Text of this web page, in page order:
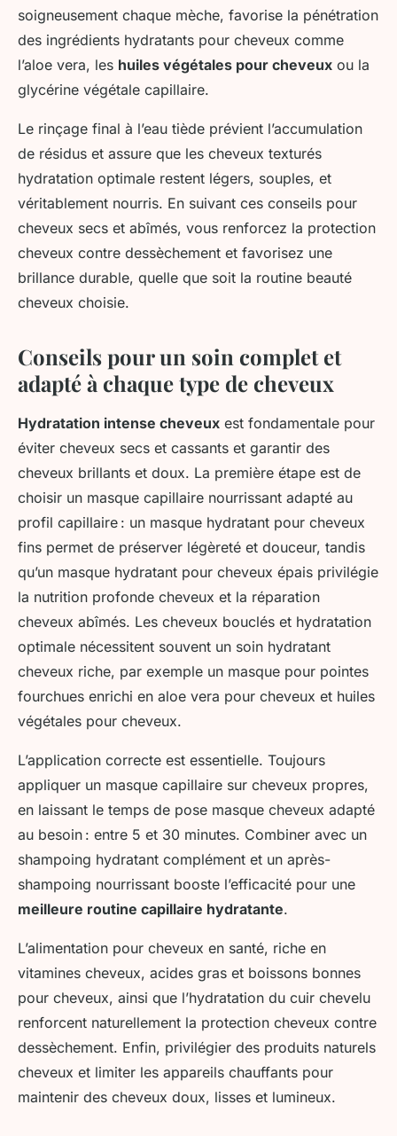
soigneusement chaque mèche, favorise la pénétration
des ingrédients hydratants pour cheveux comme
l’aloe vera, les huiles végétales pour cheveux ou la
glycérine végétale capillaire.
Le rinçage final à l’eau tiède prévient l’accumulation
de résidus et assure que les cheveux texturés
hydratation optimale restent légers, souples, et
véritablement nourris. En suivant ces conseils pour
cheveux secs et abîmés, vous renforcez la protection
cheveux contre dessèchement et favorisez une
brillance durable, quelle que soit la routine beauté
cheveux choisie.
Conseils pour un soin complet et
adapté à chaque type de cheveux
Hydratation intense cheveux est fondamentale pour
éviter cheveux secs et cassants et garantir des
cheveux brillants et doux. La première étape est de
choisir un masque capillaire nourrissant adapté au
profil capillaire : un masque hydratant pour cheveux
fins permet de préserver légèreté et douceur, tandis
qu’un masque hydratant pour cheveux épais privilégie
la nutrition profonde cheveux et la réparation
cheveux abîmés. Les cheveux bouclés et hydratation
optimale nécessitent souvent un soin hydratant
cheveux riche, par exemple un masque pour pointes
fourchues enrichi en aloe vera pour cheveux et huiles
végétales pour cheveux.
L’application correcte est essentielle. Toujours
appliquer un masque capillaire sur cheveux propres,
en laissant le temps de pose masque cheveux adapté
au besoin : entre 5 et 30 minutes. Combiner avec un
shampoing hydratant complément et un après-
shampoing nourrissant booste l’efficacité pour une
meilleure routine capillaire hydratante.
L’alimentation pour cheveux en santé, riche en
vitamines cheveux, acides gras et boissons bonnes
pour cheveux, ainsi que l’hydratation du cuir chevelu
renforcent naturellement la protection cheveux contre
dessèchement. Enfin, privilégier des produits naturels
cheveux et limiter les appareils chauffants pour
maintenir des cheveux doux, lisses et lumineux.